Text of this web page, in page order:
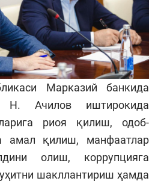
Марказий банкида
Н. Ачилов иштирокида
риоя қилиш, одоб-
амал қилиш, манфаатлар
олиш, коррупцияга
шакллантириш ҳамда